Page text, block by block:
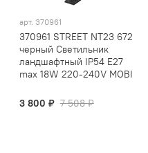
арт. 370961
370961 STREET NT23 672
черный Светильник
ландшафтный IP54 E27
max 18W 220-240V MOBI
3 800 ₽ 7 508 ₽